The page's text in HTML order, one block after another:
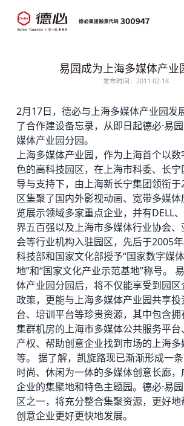
易园成为上海多媒体产业
发布时间：2011-02-18
2月17日，德必与上海多媒体产业园发
了合作建设备忘录，从即日起德必·易
媒体产业园分园。
上海多媒体产业园，作为上海首个以
色的高科技园区，在上海市科委、长
导与支持下，由上海新长宁集团领衔
区集聚了国内外影视动画、宽带多媒
览展示领域多家重点企业，并有DELL
界五百强以及上海市多媒体行业协会
会等行业机构入驻园区，先后于2005
科技部和国家文化部授予“国家数字媒
地”和“国家文化产业示范基地”称号。
体产业园分园后，将不仅能享受到园
政策，更能与上海多媒体产业园共享
台、培训平台等珍贵资源，其中包含
集群机房的上海市多媒体公共服务平
产权、帮助创意企业找到市场的上海
等。 据了解，凯旋路现已渐渐形成一条
时尚、休闲为一体的多媒体创意长廊
企业的集聚地和特色主题园。德必·易
区之一，将充分整合集聚资源，更好
创意企业更好更快地发展。